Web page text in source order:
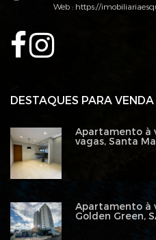
Web :https://
DESTAQUES PARA VENDA
Apartamento à
vagas, Santa
Apartamento à
Golden Green,